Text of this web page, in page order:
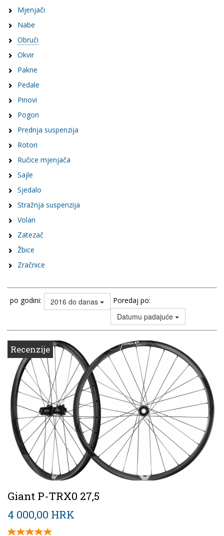
Mjenjači
Nabe
Obruči
Okvir
Pakne
Pedale
Pinovi
Pogon
Prednja suspenzija
Rotori
Ručice mjenjača
Sajle
Sjedalo
Stražnja suspenzija
Volan
Zatezač
Žbice
Zračnice
po godini: 2016 do danas Poredaj po:
Datumu padajuće
Recenzije
Giant P-TRX0 27,5
4 000,00 HRK